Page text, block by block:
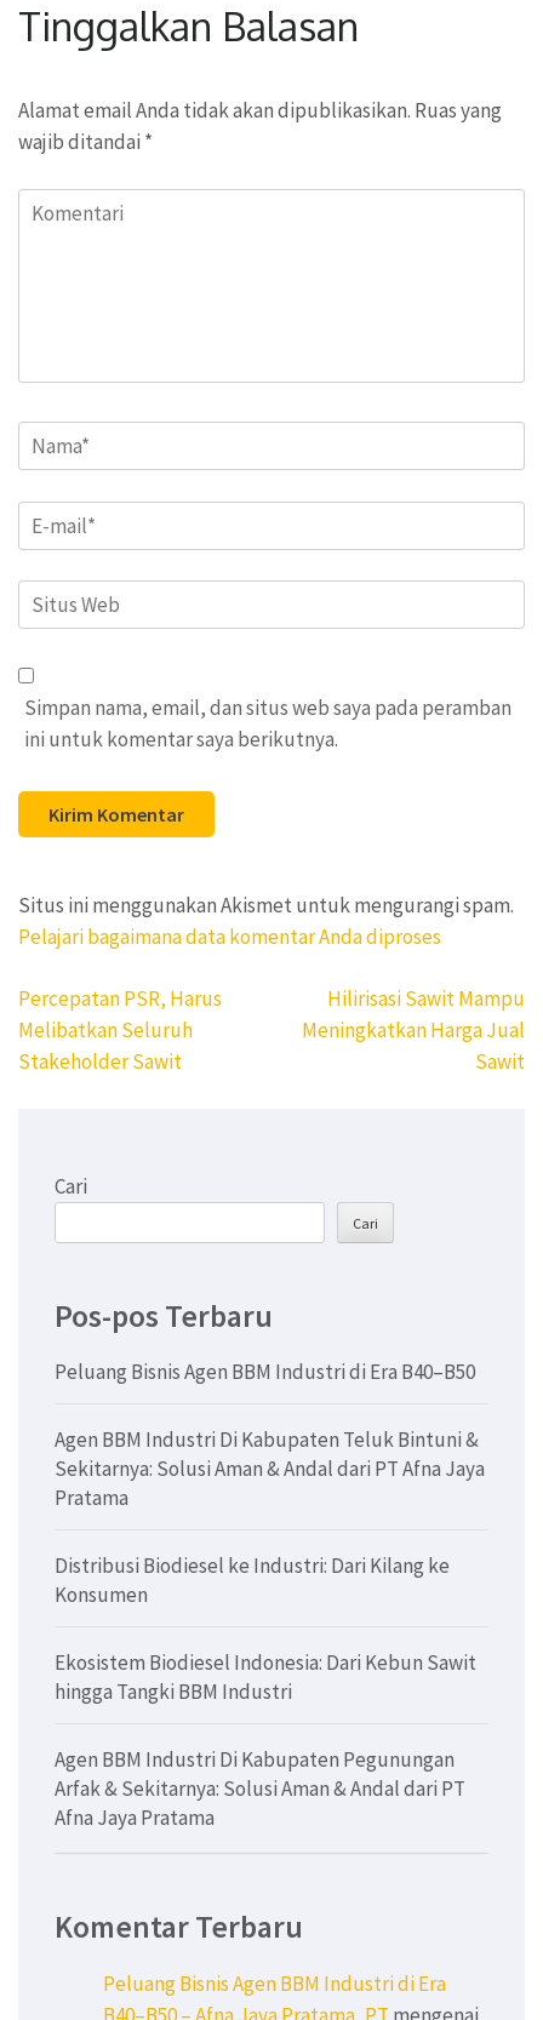
Tinggalkan Balasan
Alamat email Anda tidak akan dipublikasikan. Ruas yang
wajib ditandai *
Komentari
Name*
Email*
Situs
Web
Simpan nama, email, dan situs web saya pada peramban
ini untuk komentar saya berikutnya.
Situs ini menggunakan Akismet untuk mengurangi spam.
Pelajari bagaimana data komentar Anda diproses
Navigasi
pos
Percepatan PSR, Harus
Melibatkan Seluruh
Stakeholder Sawit
Hilirisasi Sawit Mampu
Meningkatkan Harga Jual
Sawit
Cari
Cari
Pos-pos Terbaru
Peluang Bisnis Agen BBM Industri di Era B40–B50
Agen BBM Industri Di Kabupaten Teluk Bintuni &
Sekitarnya: Solusi Aman & Andal dari PT Afna Jaya
Pratama
Distribusi Biodiesel ke Industri: Dari Kilang ke
Konsumen
Ekosistem Biodiesel Indonesia: Dari Kebun Sawit
hingga Tangki BBM Industri
Agen BBM Industri Di Kabupaten Pegunungan
Arfak & Sekitarnya: Solusi Aman & Andal dari PT
Afna Jaya Pratama
Komentar Terbaru
Peluang Bisnis Agen BBM Industri di Era